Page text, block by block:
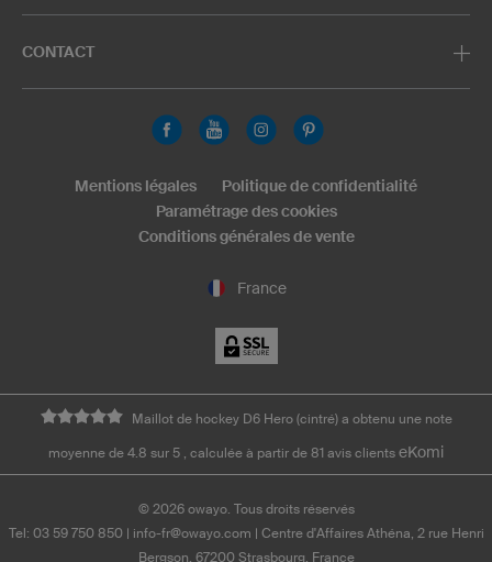
CONTACT
France
Mentions légales
Politique de confidentialité
Paramétrage des cookies
Conditions générales de vente
Maillot de hockey D6 Hero (cintré) a obtenu une note
moyenne de 4.8 sur 5 , calculée à partir de 81 avis clients eKomi
© 2026owayo. Tous droits réservés
Tel: 03 59 750 850| info-fr@owayo.com | Centre d'Affaires Athéna, 2 rue Henri
Bergson, 67200 Strasbourg, France